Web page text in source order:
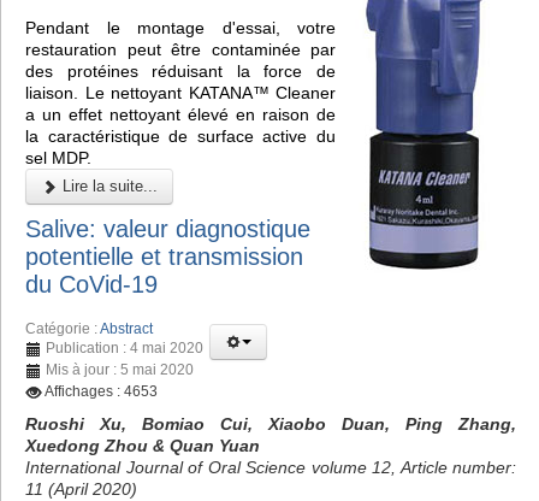
Pendant le montage d'essai, votre
restauration peut être contaminée par
des protéines réduisant la force de
liaison. Le nettoyant KATANA™ Cleaner
a un effet nettoyant élevé en raison de
la caractéristique de surface active du
sel MDP.
Lire la suite...
Salive: valeur diagnostique
potentielle et transmission
du CoVid-19
Catégorie :Abstract
Publication : 4 mai 2020
Mis à jour : 5 mai 2020
Affichages : 4653
Ruoshi Xu, Bomiao Cui, Xiaobo Duan, Ping Zhang,
Xuedong Zhou & Quan Yuan
International Journal of Oral Science volume 12, Article number:
11 (April 2020)